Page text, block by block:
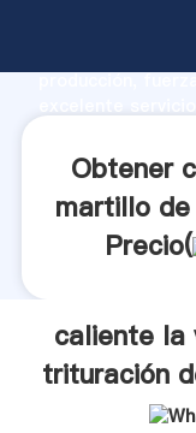
producción,
valor y aporta
Obtener
martillo
Precio(
caliente la
trituración